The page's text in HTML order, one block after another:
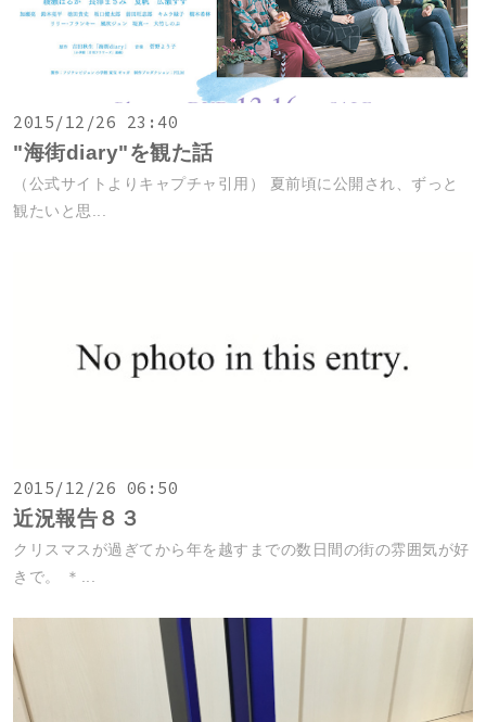
2015/12/26 23:40
"海街diary"を観た話
（公式サイトよりキャプチャ引用） 夏前頃に公開され、ずっと
観たいと思...
2015/12/26 06:50
近況報告８３
クリスマスが過ぎてから年を越すまでの数日間の街の雰囲気が好
きで。 ＊...